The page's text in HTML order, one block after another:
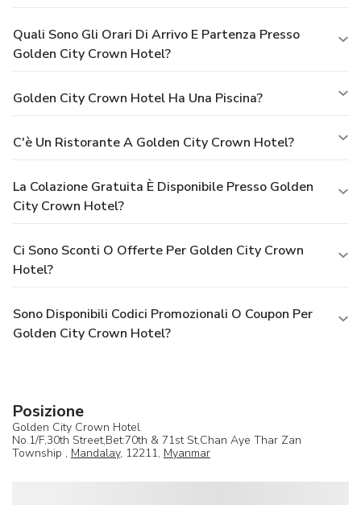
Quali Sono Gli Orari Di Arrivo E Partenza Presso
Golden City Crown Hotel?
Golden City Crown Hotel Ha Una Piscina?
C'è Un Ristorante A Golden City Crown Hotel?
La Colazione Gratuita È Disponibile Presso Golden
City Crown Hotel?
Ci Sono Sconti O Offerte Per Golden City Crown
Hotel?
Sono Disponibili Codici Promozionali O Coupon Per
Golden City Crown Hotel?
Posizione
Golden City Crown Hotel
No.1/F,30th Street,Bet:70th & 71st St,Chan Aye Thar Zan
Township , Mandalay, 12211, Myanmar